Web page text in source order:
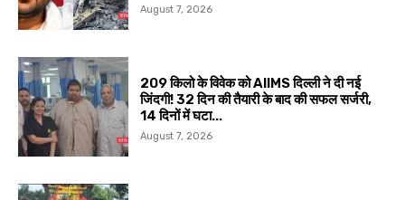
August 7, 2026
209 किलो के विवेक को AIIMS दिल्ली ने दी नई
जिंदगी! 32 दिन की तैयारी के बाद की सफल सर्जरी,
14 दिनों में घटा...
August 7, 2026